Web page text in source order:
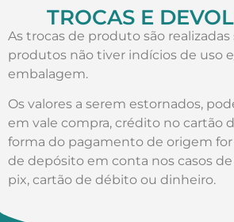
TROCAS E
As trocas de produto são
produtos não tiver indícios de uso
embalagem.
Os valores a serem estornados,
em vale compra, crédito no cartão
forma do pagamento de origem for
de depósito em conta nos casos
pix, cartão de débito ou dinheiro.